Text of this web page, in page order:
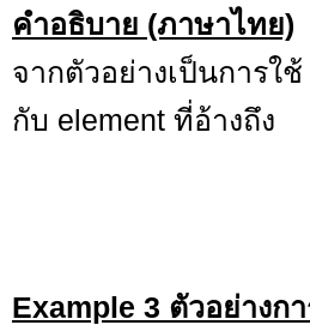
คำอธิบาย (ภาษาไทย)
จากตัวอย่างเป็นการใช้
กับ element ที่อ้างถึง
Example 3 ตัวอย่างก